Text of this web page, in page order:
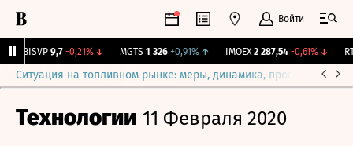
Войти
BISVP 9,7 -0,21% ↓ MGTS 1 326 +0,91% ↑ IMOEX 2 287,54 -0,61% ↓
Ситуация на топливном рынке: меры, динамика, прогнозы
Технологии 11 Февраля 2020